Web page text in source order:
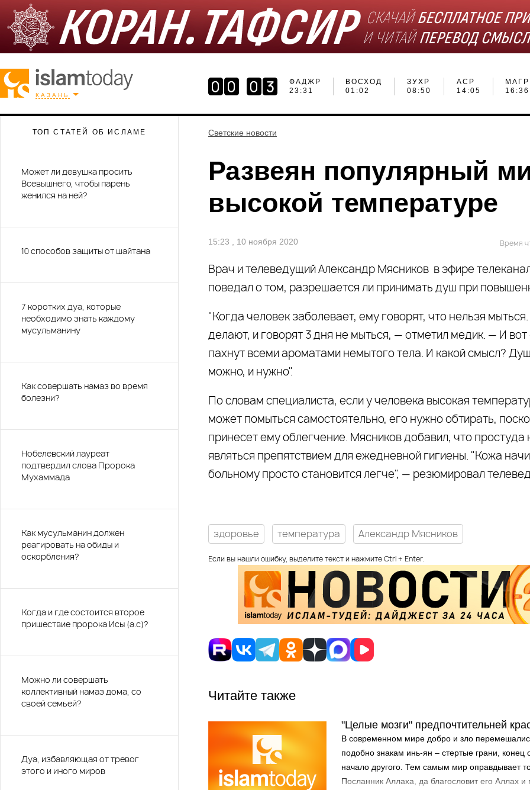
КАЗАНЬ
ФАДЖР
23:31
ВОСХОД
01:02
ЗУХР
08:50
АСР
14:05
16:36
ТОП СТАТЕЙ ОБ ИСЛАМЕ
Может ли девушка просить
Всевышнего, чтобы парень
женился на ней?
10 способов защиты от шайтана
7 коротких дуа, которые
необходимо знать каждому
мусульманину
Как совершать намаз во время
болезни?
Нобелевский лауреат
подтвердил слова Пророка
Мухаммада
Как мусульманин должен
реагировать на обиды и
оскорбления?
Когда и где состоится второе
пришествие пророка Исы (а.с)?
Можно ли совершать
коллективный намаз дома, со
своей семьей?
Дуа, избавляющая от тревог
этого и иного миров
Светские новости
Развеян популярный
высокой температуре
15:23 , 10 ноября 2020 Время
Врач и телеведущий Александр Мясников в эфире
поведал о том, разрешается ли принимать душ при
"Когда человек заболевает, ему говорят, что нельзя
делают, и говорят 3 дня не мыться, — отметил медик. — И вот
пахнут всеми ароматами немытого тела. И какой смысл?
можно, и нужно".
По словам специалиста, если у человека высокая
может помыться самостоятельно, его нужно обтирать,
принесет ему облегчение. Мясников добавил, что простуда
являться препятствием для ежедневной гигиены. "Кожа
больному просто становится легче", — резюмировал
здоровье температура Александр Мясников
Если вы нашли ошибку, выделите текст и нажмите Ctrl + Enter.
Читайте также
"Целые мозги" предпочтительней
В современном мире добро и зло
подобно знакам инь-ян – стертые грани, конец
начало другого. Тем самым мир оправдывает
Посланник Аллаха, да благословит его Аллах и